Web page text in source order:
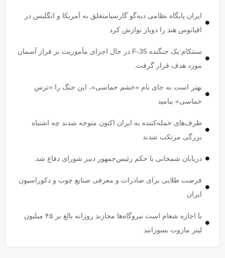
ایران پایگاه نظامی دیه‌گو گارسیامتعلق به آمریکا و انگلیس در
اقیانوس هند را دوبار نوازش کرد
سنتکام:یک جنگنده F-35 در حال اجرای مأموریت بر فراز آسمان
مورد هدف قرار گرفت.
بهتر است به جای نام «خشم حماسی»، این جنگ را «ترس
حماسی» بنامید
طرف‌های حمله‌کننده به ایران اکنون متوجه شدند چه اشتباه
بزرگی مرتکب شدند
دریابان شمخانی با حکم رئیس‌جمهور دبیر شورای دفاع شد.
فرصت طلایی برای صادرات و معرفی صنایع چوب و دکوراسیون
ایران
با اجازه شعام است نیروگاه‌ها مجازند روزانه بالغ بر ۴۵ میلیون
لیتر مازوت بسوزانند